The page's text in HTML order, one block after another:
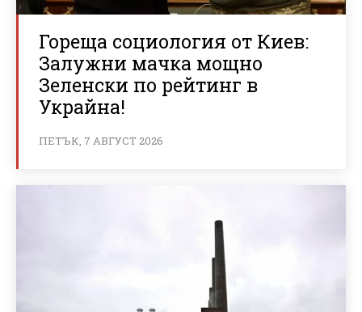
Гореща социология от Киев:
Залужни мачка мощно
Зеленски по рейтинг в
Украйна!
ПЕТЪК, 7 АВГУСТ 2026